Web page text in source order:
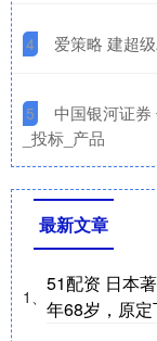
4 爱策略 建超
5
中国银河证
_投标_产品
最新文章
1、
51配资 日本
年68岁，原